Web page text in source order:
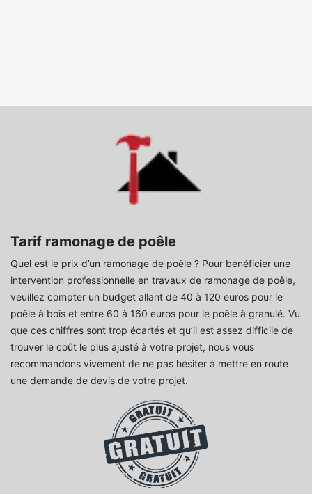
Tarif ramonage de poêle
Quel est le prix d’un ramonage de poêle ? Pour bénéficier une
intervention professionnelle en travaux de ramonage de poêle,
veuillez compter un budget allant de 40 à 120 euros pour le
poêle à bois et entre 60 à 160 euros pour le poêle à granulé. Vu
que ces chiffres sont trop écartés et qu’il est assez difficile de
trouver le coût le plus ajusté à votre projet, nous vous
recommandons vivement de ne pas hésiter à mettre en route
une demande de devis de votre projet.